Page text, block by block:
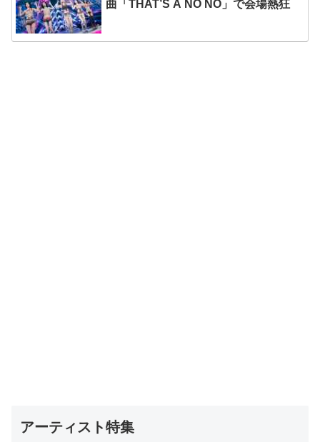
曲「THAT’S A NO NO」で会場熱狂
アーティスト特集